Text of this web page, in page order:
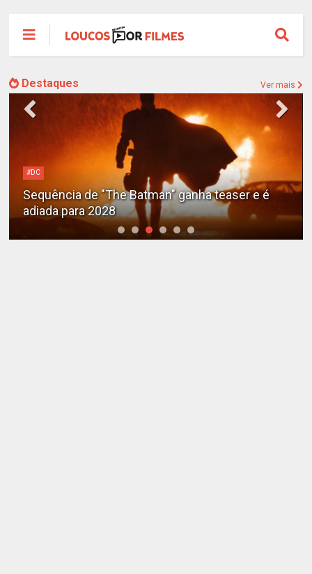
Destaques Ver mais
#DC
Sequência de "The Batman" ganha teaser e é
adiada para 2028